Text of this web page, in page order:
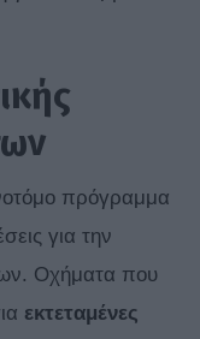
πρόγραμμα
για την
Οχήματα που
εκτεταμένες